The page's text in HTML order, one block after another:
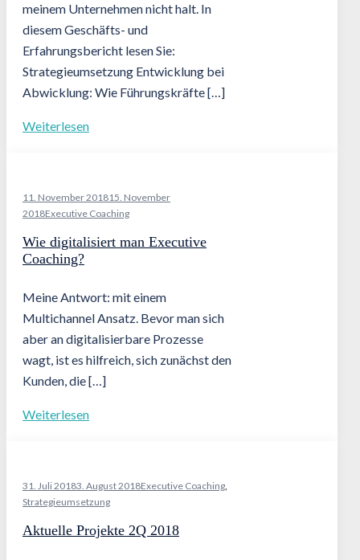
meinem Unternehmen nicht halt. In
diesem Geschäfts- und
Erfahrungsbericht lesen Sie:
Strategieumsetzung Entwicklung bei
Abwicklung: Wie Führungskräfte […]
Weiterlesen
11. November 201815. November
2018Executive Coaching
Wie digitalisiert man Executive
Coaching?
Meine Antwort: mit einem
Multichannel Ansatz. Bevor man sich
aber an digitalisierbare Prozesse
wagt, ist es hilfreich, sich zunächst den
Kunden, die […]
Weiterlesen
31. Juli 20183. August 2018Executive Coaching,
Strategieumsetzung
Aktuelle Projekte 2Q 2018